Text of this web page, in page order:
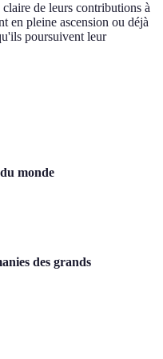
de leurs contributions à
en pleine ascension ou déjà
poursuivent leur
monde
des grands